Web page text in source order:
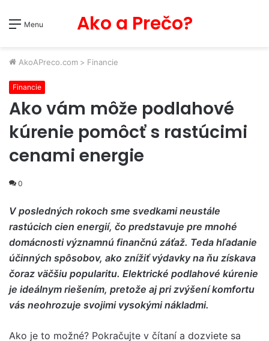
Menu Ako a Prečo?
AkoAPreco.com > Financie
Financie
Ako vám môže podlahové
kúrenie pomôcť s rastúcimi
cenami energie
0
V posledných rokoch sme svedkami neustále
rastúcich cien energií, čo predstavuje pre mnohé
domácnosti významnú finančnú záťaž. Teda hľadanie
účinných spôsobov, ako znížiť výdavky na ňu získava
čoraz väčšiu popularitu. Elektrické podlahové kúrenie
je ideálnym riešením, pretože aj pri zvýšení komfortu
vás neohrozuje svojimi vysokými nákladmi.
Ako je to možné? Pokračujte v čítaní a dozviete sa